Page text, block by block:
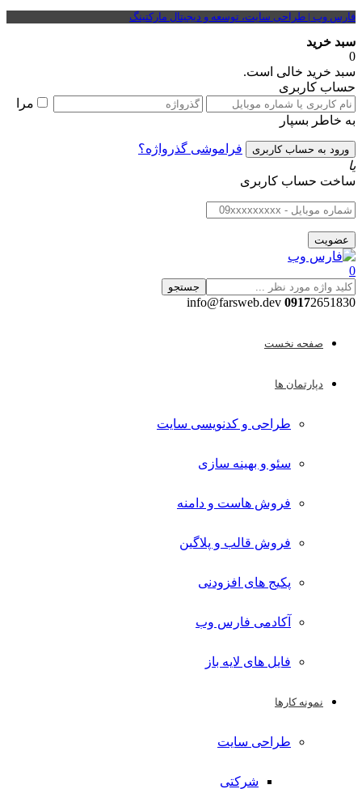
فارس وب | طراحی سایت، توسعه و دیجیتال مارکتینگ
سبد خرید
0
سبد خرید خالی است.
حساب کاربری
مرا
به خاطر بسپار
فراموشی گذرواژه؟
یا
ساخت حساب کاربری
0
جستجو
09172651830 info@farsweb.dev
صفحه نخست
دپارتمان ها
طراحی و کدنویسی سایت
سئو و بهینه سازی
فروش هاست و دامنه
فروش قالب و پلاگین
پکیج های افزودنی
آکادمی فارس وب
فایل های لایه باز
نمونه کارها
طراحی سایت
شرکتی